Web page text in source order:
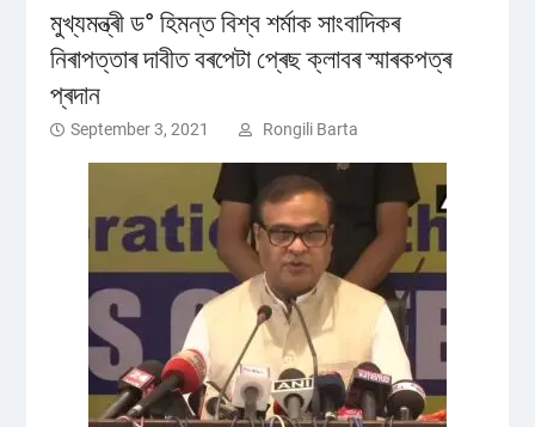
মুখ্যমন্ত্ৰী ড° হিমন্ত বিশ্ব শৰ্মাক সাংবাদিকৰ
নিৰাপত্তাৰ দাবীত বৰপেটা প্ৰেছ ক্লাবৰ স্মাৰকপত্ৰ
প্ৰদান
September 3, 2021 Rongili Barta